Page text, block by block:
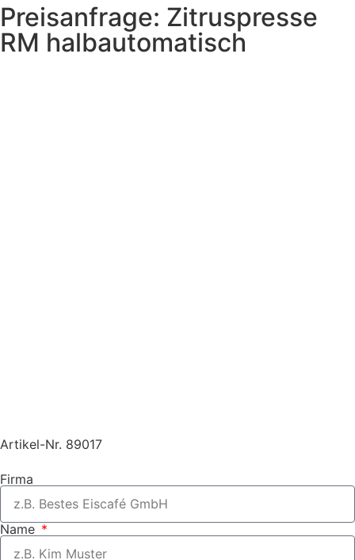
Preisanfrage: Zitruspresse
RM halbautomatisch
Artikel-Nr. 89017
Firma
Name